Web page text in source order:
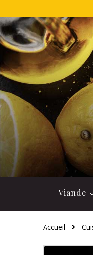
au
contenu
Viande
Accueil
Skip